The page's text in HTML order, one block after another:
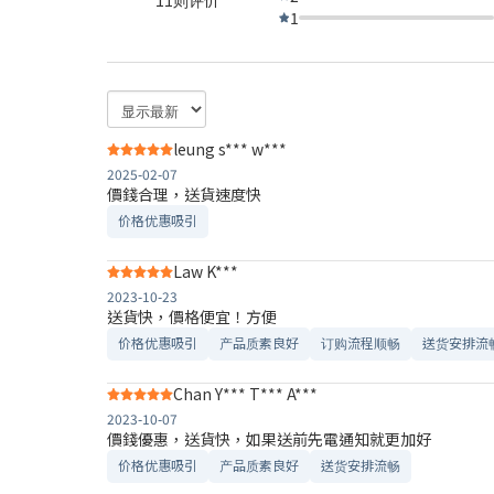
1
leung s*** w***
2025-02-07
價錢合理，送貨速度快
价格优惠吸引
Law K***
2023-10-23
送貨快，價格便宜！方便
价格优惠吸引 产品质素良好 订购流程顺畅 送货安排流
Chan Y*** T*** A***
2023-10-07
價錢優惠，送貨快，如果送前先電通知就更加好
价格优惠吸引 产品质素良好 送货安排流畅